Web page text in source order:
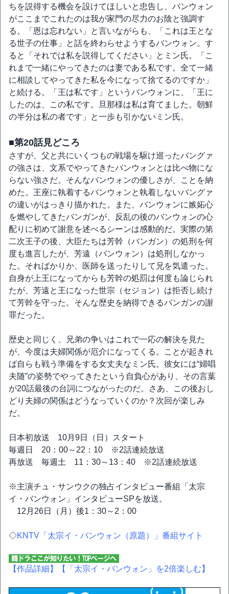
ちを説得する機会を設けてほしいと忠告し、バンウォン
がここまでこれたのは我が家門の尽力のお陰と強調す
る。「恩は忘れない」と言いながらも、「これは王とな
る世子の仕事」と話を終わらせようするバンウォン。す
ると「それでは私を説得してください」とミン氏。「こ
れまで一緒にやってきたのは妻である私です。全て一緒
に相談してやってきた私を今になって捨てるのですか」
と続ける。「王は私です」というバンウォンに、「王に
したのは、この私です。旦那様は私は育てました。朝鮮
の半分は私の者です」と一歩も引かないミン氏。
■第20話見どころ
さすが、父と共にいくつもの戦場を駆け巡ったバングァ
の強さは、文系でやってきたバンウォンとは比べ物にな
らない強さだ。そんなバンウォンの優しさが、ことを納
めた。王座に執着するバンウォンと執着しないバングァ
の違いがはっきり描かれた。また、バンウォンに嫉妬心
を燃やしてきたバンガンが、反乱の後のバンウォンの心
配りに初めて謝意を述べるシーンは感動的だ。実際の第
二次王子の後、大臣たちは芳幹（バンガン）の処刑を何
度も進言したが、芳遠（バンウォン）は処刑しなかっ
た。そればかりか、医師を送ったりして兄を気遣った。
自身が上王になってからも芳幹の処罰は何度も論じられ
たが、芳遠と王になった世宗（セジョン）は拒否し続け
て芳幹を守った。そんな歴史を納得できるバンガンの謝
罪だった。
歴史と同じく、兄弟の争いはこれで一応の解決を見た
が、今度は夫婦関係が厄介になってくる。ことが起きれ
ば自らも戦う準備をする女丈夫なミン氏。彼女には“婦唱
夫随”の姿勢でやってきたという自負心があり、その言葉
が20話最後の台詞につながったのだ。さあ、この後おし
どり夫婦の関係はどうなっていくのか？次回が楽しみ
だ。
日本初放送 10月9日（日）スタート
毎週日 20：00～22：10 ※2話連続放送
再放送 毎週土 11：30～13：40 ※2話連続放送
※主演チュ・サンウクの独占インタビュー番組「太宗
イ・バンウォン」インタビューSPを放送。
12月26日（月）後1：30～2：00
◇KNTV「太宗イ・バンウォン（原題）」番組サイト
【作品詳細】 【「太宗イ・バンウォン」を2倍楽しむ】